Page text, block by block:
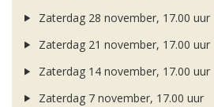
Zaterdag 28 november, 17.00 uur
Zaterdag 21 november, 17.00 uur
Zaterdag 14 november, 17.00 uur
Zaterdag 7 november, 17.00 uur